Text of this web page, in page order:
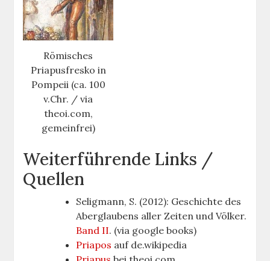
Römisches
Priapusfresko in
Pompeii (ca. 100
v.Chr. / via
theoi.com,
gemeinfrei)
Weiterführende Links /
Quellen
Seligmann, S. (2012): Geschichte des
Aberglaubens aller Zeiten und Völker.
Band II. (via google books)
Priapos auf de.wikipedia